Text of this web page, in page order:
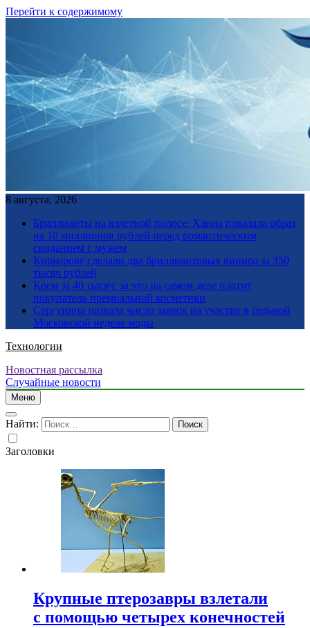
Перейти к содержимому
8 августа, 2026
Бриллианты на взлетной полосе: Ханна показала образ
на 10 миллионов рублей перед романтическим
свиданием с мужем
Киркорову сделали два бриллиантовых винира за 350
тысяч рублей
Крем за 40 тысяч: за что на самом деле платит
покупатель премиальной косметики
Сергунина назвала число заявок на участие в седьмой
Московской неделе моды
Технологии
Новостная рассылка
Случайные новости
Меню
Найти:
Заголовки
Крупные птерозавры взлетали
с помощью четырех конечностей